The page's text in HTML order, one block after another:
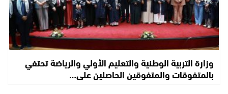
وزارة التربية الوطنية والتعليم الأولي والرياضة تحتفي
بالمتفوقات والمتفوقين الحاصلين على…